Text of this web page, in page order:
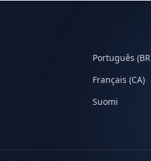
Português
Français (CA)
Suomi